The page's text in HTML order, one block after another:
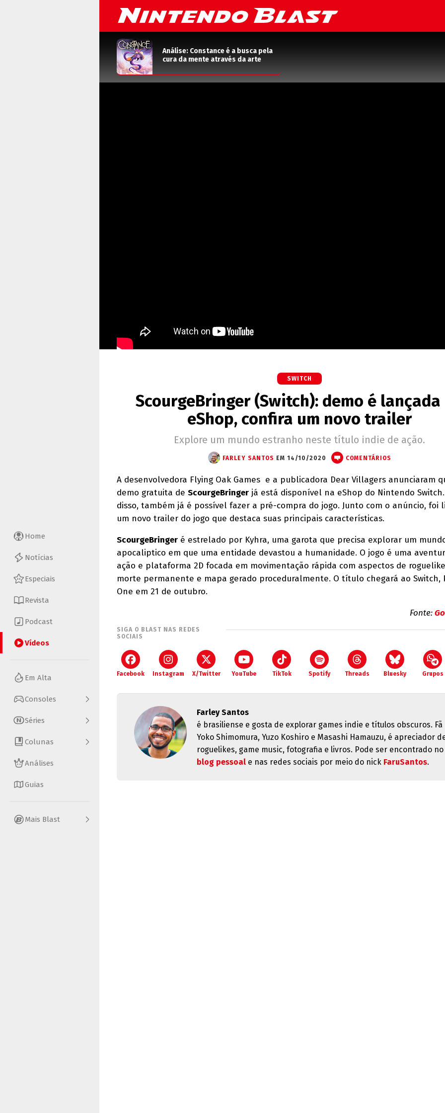
Home
Notícias
Especiais
Revista
Podcast
Vídeos
Em Alta
Consoles
Séries
Colunas
Análises
Guias
Mais Blast
Análise: Constance é a busca pela
cura da mente através da arte
SWITCH
ScourgeBringer (Switch): demo é lançada
eShop, confira um novo trailer
Explore um mundo estranho neste título indie de ação.
FARLEY SANTOS EM 14/10/2020 COMENTÁRIOS
A desenvolvedora Flying Oak Games e a publicadora Dear Villagers anunciaram
demo gratuita de ScourgeBringer já está disponível na eShop do Nintendo
disso, também já é possível fazer a pré-compra do jogo. Junto com o anúncio, foi
um novo trailer do jogo que destaca suas principais características.
ScourgeBringer é estrelado por Kyhra, uma garota que precisa explorar um
apocaliptico em que uma entidade devastou a humanidade. O jogo é uma
ação e plataforma 2D focada em movimentação rápida com aspectos de
morte permanente e mapa gerado proceduralmente. O título chegará ao Switch,
One em 21 de outubro.
Fonte:
SIGA O BLAST NAS REDES
SOCIAIS
Facebook Instagram X/Twitter YouTube TikTok Spotify Threads Bluesky Grupos
Farley Santos
é brasiliense e gosta de explorar games indie e títulos obscuros. Fã
Yoko Shimomura, Yuzo Koshiro e Masashi Hamauzu, é apreciador
roguelikes, game music, fotografia e livros. Pode ser encontrado no
blog pessoal e nas redes sociais por meio do nick FaruSantos.